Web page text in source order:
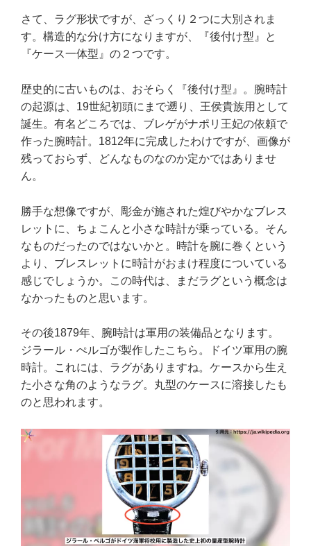
さて、ラグ形状ですが、ざっくり２つに大別されま
す。構造的な分け方になりますが、『後付け型』と
『ケース一体型』の２つです。
歴史的に古いものは、おそらく『後付け型』。腕時計
の起源は、19世紀初頭にまで遡り、王侯貴族用として
誕生。有名どころでは、ブレゲがナポリ王妃の依頼で
作った腕時計。1812年に完成したわけですが、画像が
残っておらず、どんなものなのか定かではありませ
ん。
勝手な想像ですが、彫金が施された煌びやかなブレス
レットに、ちょこんと小さな時計が乗っている。そん
なものだったのではないかと。時計を腕に巻くという
より、ブレスレットに時計がおまけ程度についている
感じでしょうか。この時代は、まだラグという概念は
なかったものと思います。
その後1879年、腕時計は軍用の装備品となります。
ジラール・ぺルゴが製作したこちら。ドイツ軍用の腕
時計。これには、ラグがありますね。ケースから生え
た小さな角のようなラグ。丸型のケースに溶接したも
のと思われます。